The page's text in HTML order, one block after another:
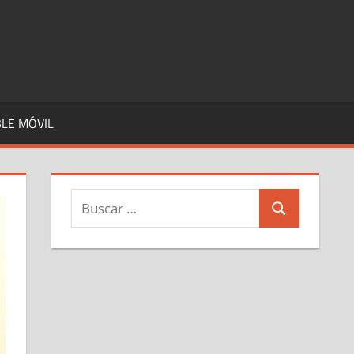
MÓVIL
Buscar:
Buscar